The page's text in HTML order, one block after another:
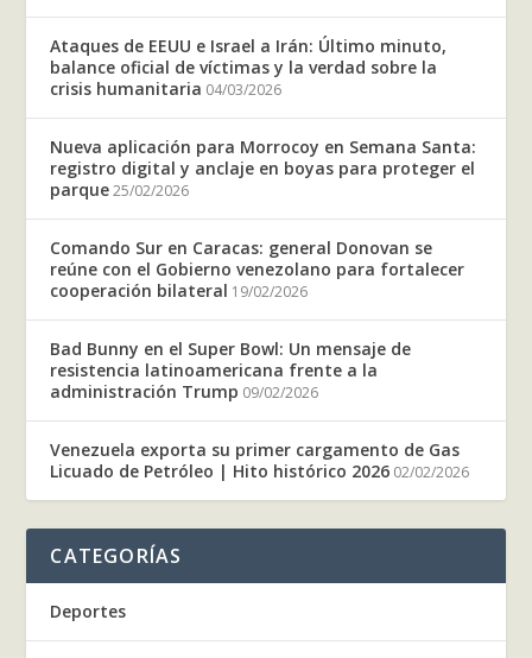
Ataques de EEUU e Israel a Irán: Último minuto,
balance oficial de víctimas y la verdad sobre la
crisis humanitaria 04/03/2026
Nueva aplicación para Morrocoy en Semana Santa:
registro digital y anclaje en boyas para proteger el
parque 25/02/2026
Comando Sur en Caracas: general Donovan se
reúne con el Gobierno venezolano para fortalecer
cooperación bilateral 19/02/2026
Bad Bunny en el Super Bowl: Un mensaje de
resistencia latinoamericana frente a la
administración Trump 09/02/2026
Venezuela exporta su primer cargamento de Gas
Licuado de Petróleo | Hito histórico 2026 02/02/2026
CATEGORÍAS
Deportes